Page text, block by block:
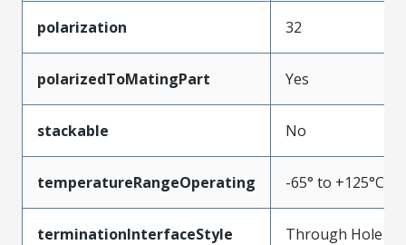
polarization 32
polarizedToMatingPart Yes
stackable No
temperatureRangeOperating -65° to +125°C
terminationInterfaceStyle Through Hole